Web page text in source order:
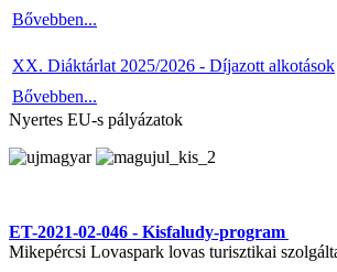
Bővebben...
XX. Diáktárlat 2025/2026 - Díjazott alkotások
Bővebben...
Nyertes EU-s pályázatok
ET-2021-02-046 - Kisfaludy-program
Mikepércsi Lovaspark lovas turisztikai